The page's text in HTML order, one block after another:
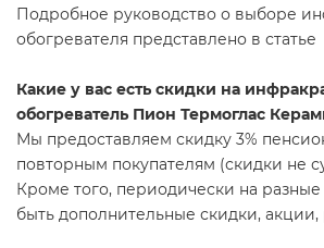
Подробное руководство о выборе
обогревателя представлено в статье
Какие у вас есть скидки на
обогреватель Пион Термоглас
Мы предоставляем скидку 3%
повторным покупателям (скидки не
Кроме того, периодически на
быть дополнительные скидки,